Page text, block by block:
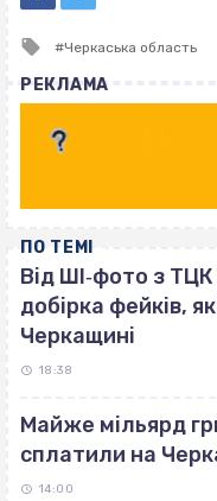
Tagged
Черкаська область
РЕКЛАМА
ПО ТЕМІ
Від ШІ‐фото з
добірка фейків,
Черкащині
18:38
Майже мільярд
сплатили на
14:00